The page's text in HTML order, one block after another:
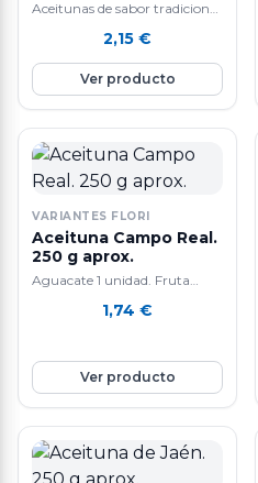
Aceitunas de sabor tradicional
2,15 €
Ver producto
VARIANTES FLORI
Aceituna Campo Real.
250 g aprox.
Aguacate 1 unidad. Fruta
aguacate lo convierte en un
tiene cada día mas seguidores.
Las propiedades son múltiples:
lo mas curioso
aguacate es que siendo una
fruta fresca su principal
componente no son los
1,74 €
Ver producto